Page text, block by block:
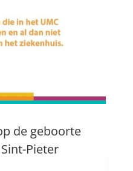
de geboorte
Pieter